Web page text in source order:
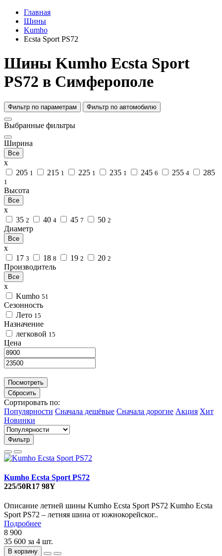
Главная
Шины
Kumho
Ecsta Sport PS72
Шины Kumho Ecsta Sport
PS72 в Симферополе
Фильтр по параметрам Фильтр по автомобилю
Выбранные фильтры
Ширина
Все
x
205 1 215 1 225 1 235 1 245 6 255 4 285
1
Высота
Все
x
35 2 40 4 45 7 50 2
Диаметр
Все
x
17 3 18 8 19 2 20 2
Производитель
Все
x
Kumho 51
Сезонность
Лето 15
Назначение
легковой 15
Цена
Посмотреть
Сбросить
Сортировать по:
Популярности Сначала дешёвые Сначала дорогие Акция Хит
Новинки
Фильтр
Kumho Ecsta Sport PS72
225/50R17 98Y
Описание летней шины Kumho Ecsta Sport PS72 Kumho Ecsta
Sport PS72 – летняя шина от южнокорейског..
Подробнее
8 900
35 600 за 4 шт.
В корзину